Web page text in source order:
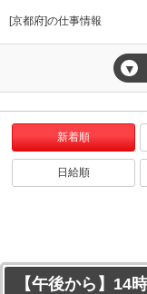
[京都府]の仕事情報
▼
新着順
日給順
【午後から】14